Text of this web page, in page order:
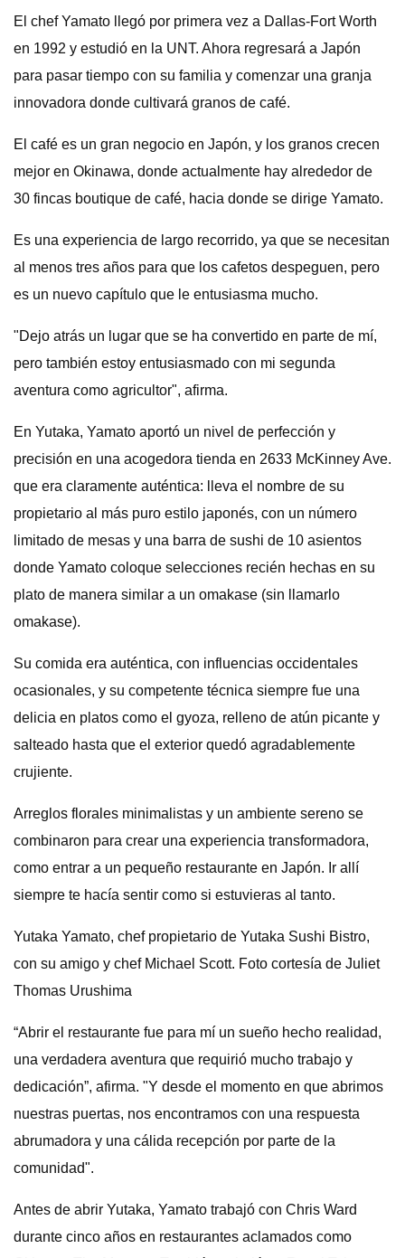
El chef Yamato llegó por primera vez a Dallas-Fort Worth
en 1992 y estudió en la UNT. Ahora regresará a Japón
para pasar tiempo con su familia y comenzar una granja
innovadora donde cultivará granos de café.
El café es un gran negocio en Japón, y los granos crecen
mejor en Okinawa, donde actualmente hay alrededor de
30 fincas boutique de café, hacia donde se dirige Yamato.
Es una experiencia de largo recorrido, ya que se necesitan
al menos tres años para que los cafetos despeguen, pero
es un nuevo capítulo que le entusiasma mucho.
"Dejo atrás un lugar que se ha convertido en parte de mí,
pero también estoy entusiasmado con mi segunda
aventura como agricultor", afirma.
En Yutaka, Yamato aportó un nivel de perfección y
precisión en una acogedora tienda en 2633 McKinney Ave.
que era claramente auténtica: lleva el nombre de su
propietario al más puro estilo japonés, con un número
limitado de mesas y una barra de sushi de 10 asientos
donde Yamato coloque selecciones recién hechas en su
plato de manera similar a un omakase (sin llamarlo
omakase).
Su comida era auténtica, con influencias occidentales
ocasionales, y su competente técnica siempre fue una
delicia en platos como el gyoza, relleno de atún picante y
salteado hasta que el exterior quedó agradablemente
crujiente.
Arreglos florales minimalistas y un ambiente sereno se
combinaron para crear una experiencia transformadora,
como entrar a un pequeño restaurante en Japón. Ir allí
siempre te hacía sentir como si estuvieras al tanto.
Yutaka Yamato, chef propietario de Yutaka Sushi Bistro,
con su amigo y chef Michael Scott. Foto cortesía de Juliet
Thomas Urushima
“Abrir el restaurante fue para mí un sueño hecho realidad,
una verdadera aventura que requirió mucho trabajo y
dedicación”, afirma. "Y desde el momento en que abrimos
nuestras puertas, nos encontramos con una respuesta
abrumadora y una cálida recepción por parte de la
comunidad".
Antes de abrir Yutaka, Yamato trabajó con Chris Ward
durante cinco años en restaurantes aclamados como